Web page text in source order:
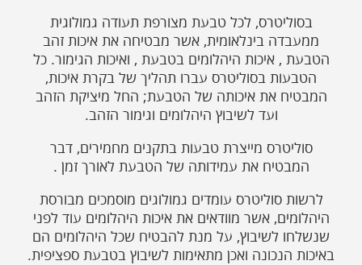
בסוליטרס, לכל טבעת מצורפת תעודה גמולוגית
ממעבדה בינלאומית, אשר מבטיחה את איכות זהב
הטבעת , איכות היהלומים בטבעת , ואיכות הגימור. כל
הטבעות בסוליטרס עברו תהליך של בקרת איכות,
המבטיח את איכותה של הטבעת; החל מיציקת הזהב
ועד לשיבוץ היהלומים וגימור הזהב.
סוליטרס מייצרת טבעות בתקנים מחמירים, דבר
המבטיח את עמידותה של הטבעת לאורך זמן .
לרשות סוליטרס עומדים גמולוגים מוסמכים מבורסת
היהלומים, אשר מוודאים את איכות היהלומים עוד לפני
שנשלחו לשיבוץ, על מנת להבטיח שכל היהלומים הם
באיכות הנכונה ואכן מתאימות לשיבוץ בטבעת ספציפית.